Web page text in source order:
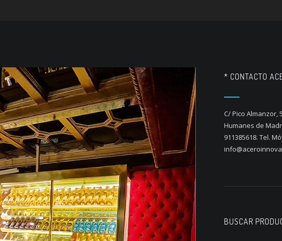
* CONTACTO
C/ Pico Almanzor,
Humanes de
911385618. Tel.
BUSCAR